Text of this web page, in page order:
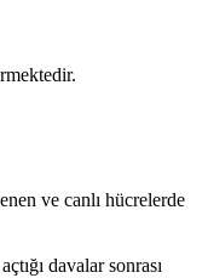
ve canlı hücrelerde
davalar sonrası